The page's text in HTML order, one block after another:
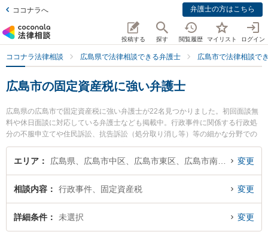
ココナラへ 弁護士の方はこちら
投稿する 探す 閲覧履歴 マイリスト ログイン
ココナラ法律相談 広島県で法律相談できる弁護士 広島市で法律相談で
広島市の固定資産税に強い弁護士
広島県の広島市で固定資産税に強い弁護士が22名見つかりました。初回面談無
料や休日面談に対応している弁護士なども掲載中。行政事件に関係する行政処
分の不服申立てや住民訴訟、抗告訴訟（処分取り消し等）等の細かな分野での
絞り込み検索もでき便利です。特に髙木法律事務所の髙木 浩治弁護士や田中法
律事務所の田中 千秋弁護士、平和大通り法律事務所の山本 淳哲弁護士のプロフ
産税のトラブル解決の実績豊富な近くの弁護士を検索したい』『初回相談無料
で固定資産税を法律相談できる広島市内の弁護士に相談予約したい』などでお
困りの相談者さんにおすすめです。
エリア 変更
相談内容 行政事件、固定資産税 変更
詳細条件 未選択 変更